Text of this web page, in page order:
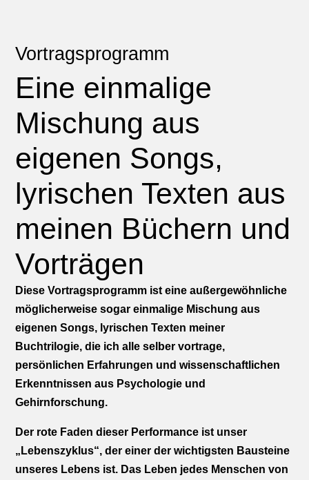
Vortragsprogramm
Eine einmalige
Mischung aus
eigenen Songs,
lyrischen Texten aus
meinen Büchern und
Vorträgen
Diese Vortragsprogramm ist eine außergewöhnliche
möglicherweise sogar einmalige Mischung aus
eigenen Songs, lyrischen Texten meiner
Buchtrilogie, die ich alle selber vortrage,
persönlichen Erfahrungen und wissenschaftlichen
Erkenntnissen aus Psychologie und
Gehirnforschung.
Der rote Faden dieser Performance ist unser
„Lebenszyklus“, der einer der wichtigsten Bausteine
unseres Lebens ist. Das Leben jedes Menschen von